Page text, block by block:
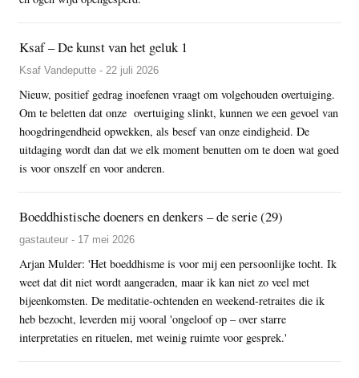
Ksaf – De kunst van het geluk 1
Ksaf Vandeputte - 22 juli 2026
Nieuw, positief gedrag inoefenen vraagt om volgehouden overtuiging.
Om te beletten dat onze overtuiging slinkt, kunnen we een gevoel van
hoogdringendheid opwekken, als besef van onze eindigheid. De
uitdaging wordt dan dat we elk moment benutten om te doen wat goed
is voor onszelf en voor anderen.
Boeddhistische doeners en denkers – de serie (29)
gastauteur - 17 mei 2026
Arjan Mulder: 'Het boeddhisme is voor mij een persoonlijke tocht. Ik
weet dat dit niet wordt aangeraden, maar ik kan niet zo veel met
bijeenkomsten. De meditatie-ochtenden en weekend-retraites die ik
heb bezocht, leverden mij vooral 'ongeloof op – over starre
interpretaties en rituelen, met weinig ruimte voor gesprek.'